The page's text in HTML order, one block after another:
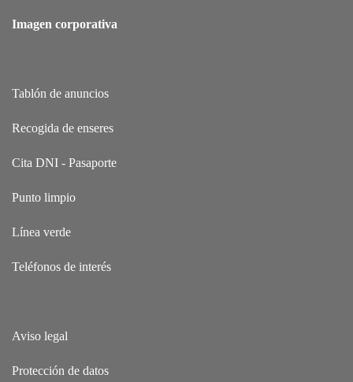
Imagen corporativa
Tablón de anuncios
Recogida de enseres
Cita DNI - Pasaporte
Punto limpio
Línea verde
Teléfonos de interés
Aviso legal
Protección de datos